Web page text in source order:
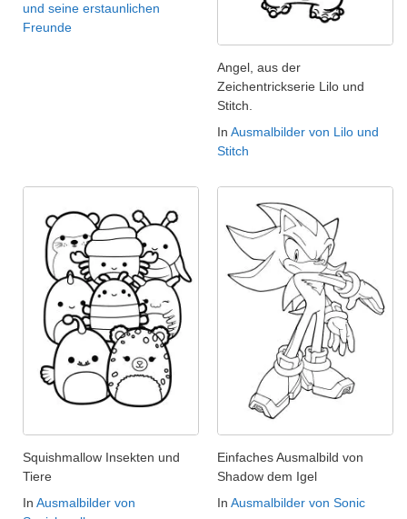
und seine erstaunlichen
Freunde
Angel, aus der
Zeichentrickserie Lilo und
Stitch.
In Ausmalbilder von Lilo und
Stitch
Squishmallow Insekten und
Tiere
In Ausmalbilder von
Einfaches Ausmalbild von
Shadow dem Igel
In Ausmalbilder von Sonic